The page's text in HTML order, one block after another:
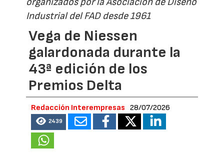
Industrial del FAD desde 1961
Vega de Niessen
galardonada durante la
43ª edición de los
Premios Delta
Redacción Interempresas 28/07/2026
2439